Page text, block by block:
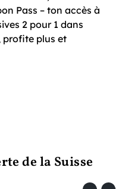
Pass – ton accès à
2 pour 1 dans
profite plus et
de la Suisse